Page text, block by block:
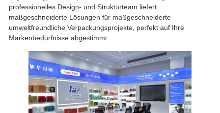
professionelles Design- und Strukturteam liefert
maßgeschneiderte Lösungen für maßgeschneiderte
umweltfreundliche Verpackungsprojekte, perfekt auf Ihre
Markenbedürfnisse abgestimmt.